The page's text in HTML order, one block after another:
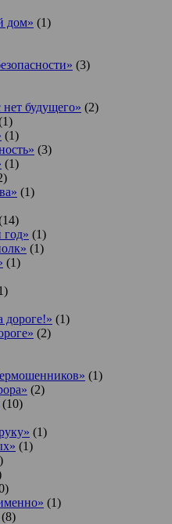
дом» (1)
(3)
будущего» (2)
(1)
(3)
(1)
(1)
(1)
(1)
(1)
дороге!» (1)
(2)
(1)
(2)
(10)
(1)
(1)
(1)
(8)